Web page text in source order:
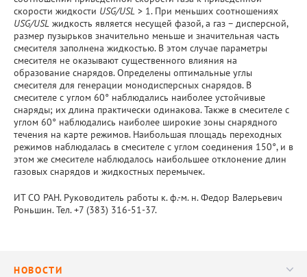
скорости жидкости USG/USL > 1. При меньших соотношениях
USG/USL жидкость является несущей фазой, а газ – дисперсной,
размер пузырьков значительно меньше и значительная часть
смесителя заполнена жидкостью. В этом случае параметры
смесителя не оказывают существенного влияния на
образование снарядов. Определены оптимальные углы
смесителя для генерации монодисперсных снарядов. В
смесителе с углом 60° наблюдались наиболее устойчивые
снаряды; их длина практически одинакова. Также в смесителе с
углом 60° наблюдались наиболее широкие зоны снарядного
течения на карте режимов. Наибольшая площадь переходных
режимов наблюдалась в смесителе с углом соединения 150°, и в
этом же смесителе наблюдалось наибольшее отклонение длин
газовых снарядов и жидкостных перемычек.
ИТ СО РАН. Руководитель работы к. ф.-м. н. Федор Валерьевич
Роньшин. Тел. +7 (383) 316-51-37.
НОВОСТИ